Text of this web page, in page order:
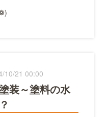
10/21 00:00
装～塗料の水